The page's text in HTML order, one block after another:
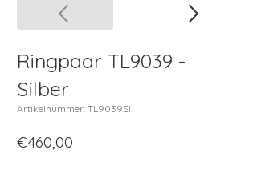
Ringpaar TL9039 -
Silber
Artikelnummer: TL9039SI
€460,00